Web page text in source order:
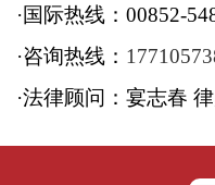
·国际热线：00852-
·咨询热线：
·法律顾问：宴志春